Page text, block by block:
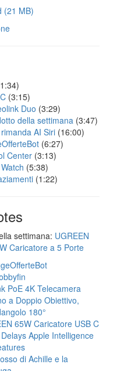
(21 MB)
(3:15)
Duo (3:29)
della settimana (3:47)
AI Siri (16:00)
(6:27)
Center (3:13)
(5:38)
(1:22)
settimana: UGREEN
Caricatore a 5 Porte
PoE 4K Telecamera
a Doppio Obiettivo,
180°
65W Caricatore USB C
Apple Intelligence
di Achille e la